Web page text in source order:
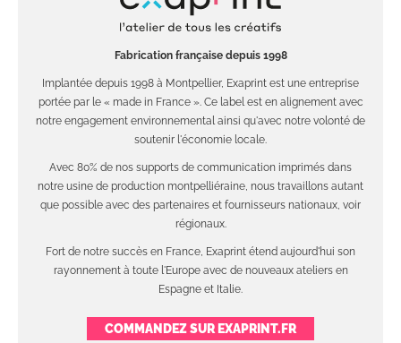
Fabrication française depuis 1998
Implantée depuis 1998 à Montpellier, Exaprint est une entreprise
portée par le « made in France ». Ce label est en alignement avec
notre engagement environnemental ainsi qu'avec notre volonté de
soutenir l'économie locale.
Avec 80% de nos supports de communication imprimés dans
notre usine de production montpelliéraine, nous travaillons autant
que possible avec des partenaires et fournisseurs nationaux, voir
régionaux.
Fort de notre succès en France, Exaprint étend aujourd'hui son
rayonnement à toute l'Europe avec de nouveaux ateliers en
Espagne et Italie.
COMMANDEZ SUR EXAPRINT.FR